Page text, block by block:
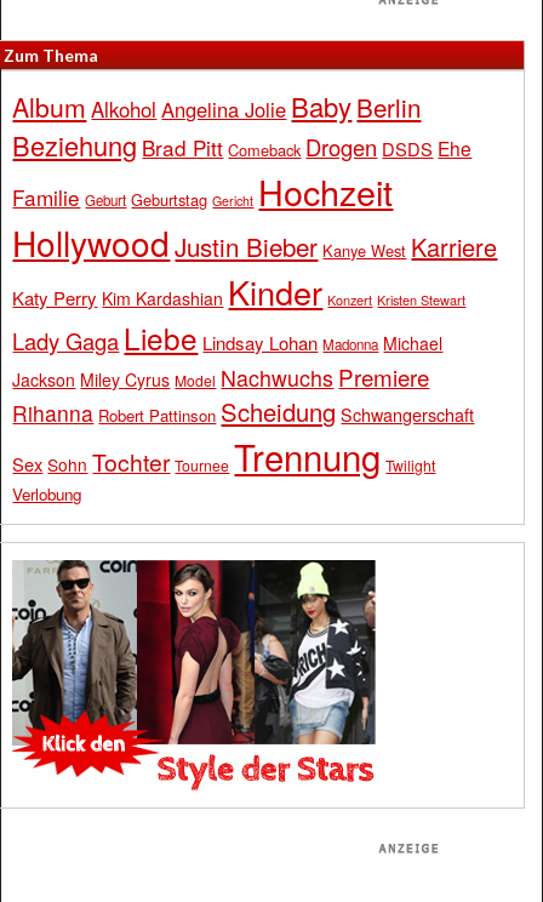
Zum Thema
Album Alkohol Angelina Jolie BabyBerlin
Beziehung Brad Pitt Comeback Drogen DSDS Ehe
Familie Geburt Geburtstag Gericht Hochzeit
Hollywood Justin Bieber Kanye West Karriere
Katy Perry Kim Kardashian Kinder Konzert Kristen Stewart
Lady Gaga Liebe Lindsay Lohan Madonna Michael
Jackson Miley Cyrus Model Nachwuchs Premiere
Rihanna Robert Pattinson Scheidung Schwangerschaft
Sex Sohn Tochter Tournee Trennung Twilight
Verlobung